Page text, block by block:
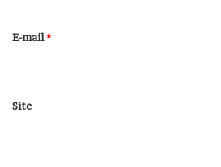
*
E-mail*
Site